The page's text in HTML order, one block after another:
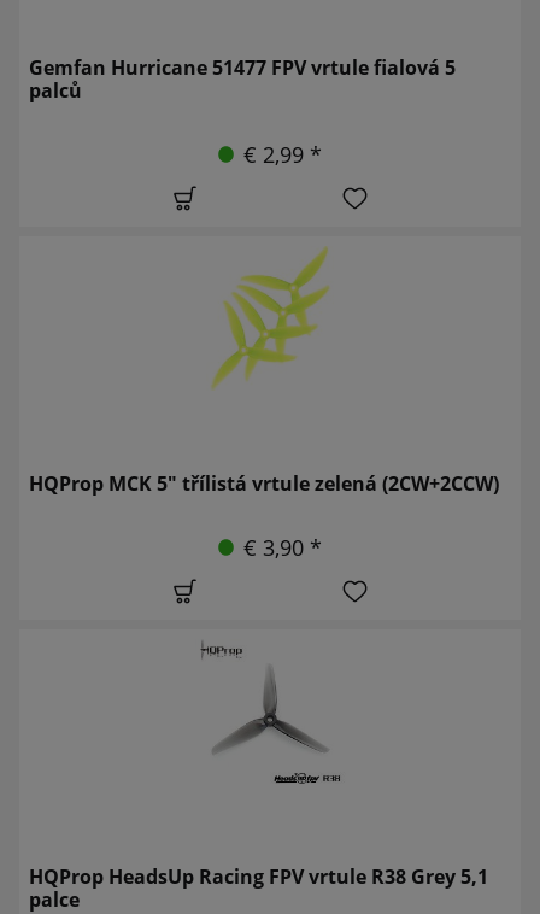
Gemfan Hurricane 51477 FPV vrtule fialová 5
palců
€ 2,99 *
HQProp MCK 5" třílistá vrtule zelená (2CW+2CCW)
€ 3,90 *
HQProp HeadsUp Racing FPV vrtule R38 Grey 5,1
palce